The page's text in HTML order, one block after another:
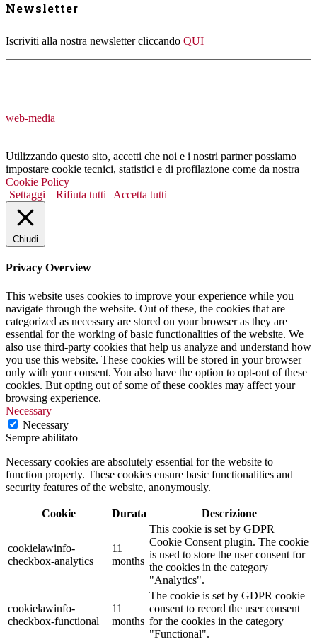
Newsletter
Iscriviti alla nostra newsletter cliccando QUI
web-media
Utilizzando questo sito, accetti che noi e i nostri partner possiamo
impostare cookie tecnici, statistici e di profilazione come da nostra
Cookie Policy
Settaggi
Rifiuta tutti Accetta tutti
Chiudi
Privacy Overview
This website uses cookies to improve your experience while you
navigate through the website. Out of these, the cookies that are
categorized as necessary are stored on your browser as they are
essential for the working of basic functionalities of the website. We
also use third-party cookies that help us analyze and understand how
you use this website. These cookies will be stored in your browser
only with your consent. You also have the option to opt-out of these
cookies. But opting out of some of these cookies may affect your
browsing experience.
Necessary
Necessary
Sempre abilitato
Necessary cookies are absolutely essential for the website to
function properly. These cookies ensure basic functionalities and
security features of the website, anonymously.
Cookie Durata Descrizione
cookielawinfo-
checkbox-analytics
11
months
This cookie is set by GDPR
Cookie Consent plugin. The cookie
is used to store the user consent for
the cookies in the category
"Analytics".
cookielawinfo-
checkbox-functional
11
months
The cookie is set by GDPR cookie
consent to record the user consent
for the cookies in the category
"Functional".